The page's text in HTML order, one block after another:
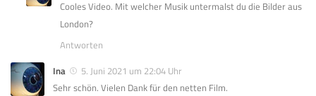
Cooles Video. Mit welcher Musik untermalst du die Bilder aus
London?
Antworten
Ina
5. Juni 2021 um 22:04 Uhr
Sehr schön. Vielen Dank für den netten Film.